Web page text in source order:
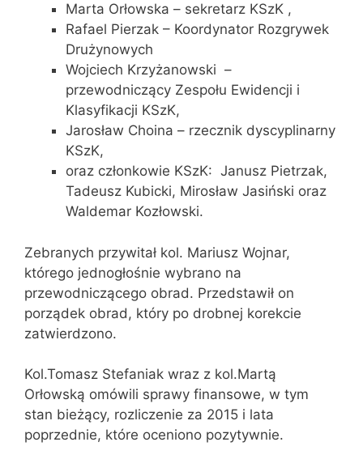
Marta Orłowska – sekretarz KSzK ,
Rafael Pierzak – Koordynator Rozgrywek
Drużynowych
Wojciech Krzyżanowski –
przewodniczący Zespołu Ewidencji i
Klasyfikacji KSzK,
Jarosław Choina – rzecznik dyscyplinarny
KSzK,
oraz członkowie KSzK: Janusz Pietrzak,
Tadeusz Kubicki, Mirosław Jasiński oraz
Waldemar Kozłowski.
Zebranych przywitał kol. Mariusz Wojnar,
którego jednogłośnie wybrano na
przewodniczącego obrad. Przedstawił on
porządek obrad, który po drobnej korekcie
zatwierdzono.
Kol.Tomasz Stefaniak wraz z kol.Martą
Orłowską omówili sprawy finansowe, w tym
stan bieżący, rozliczenie za 2015 i lata
poprzednie, które oceniono pozytywnie.